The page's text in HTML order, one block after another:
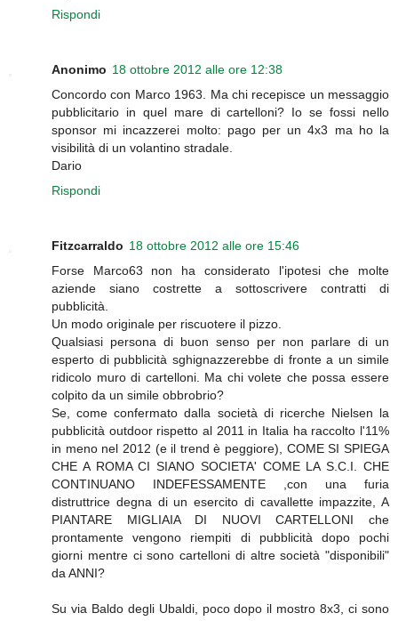
Rispondi
Anonimo 18 ottobre 2012 alle ore 12:38
Concordo con Marco 1963. Ma chi recepisce un messaggio
pubblicitario in quel mare di cartelloni? Io se fossi nello
sponsor mi incazzerei molto: pago per un 4x3 ma ho la
visibilità di un volantino stradale.
Dario
Rispondi
Fitzcarraldo 18 ottobre 2012 alle ore 15:46
Forse Marco63 non ha considerato l'ipotesi che molte
aziende siano costrette a sottoscrivere contratti di
pubblicità.
Un modo originale per riscuotere il pizzo.
Qualsiasi persona di buon senso per non parlare di un
esperto di pubblicità sghignazzerebbe di fronte a un simile
ridicolo muro di cartelloni. Ma chi volete che possa essere
colpito da un simile obbrobrio?
Se, come confermato dalla società di ricerche Nielsen la
pubblicità outdoor rispetto al 2011 in Italia ha raccolto l'11%
in meno nel 2012 (e il trend è peggiore), COME SI SPIEGA
CHE A ROMA CI SIANO SOCIETA' COME LA S.C.I. CHE
CONTINUANO INDEFESSAMENTE ,con una furia
distruttrice degna di un esercito di cavallette impazzite, A
PIANTARE MIGLIAIA DI NUOVI CARTELLONI che
prontamente vengono riempiti di pubblicità dopo pochi
giorni mentre ci sono cartelloni di altre società "disponibili"
da ANNI?
Su via Baldo degli Ubaldi, poco dopo il mostro 8x3, ci sono